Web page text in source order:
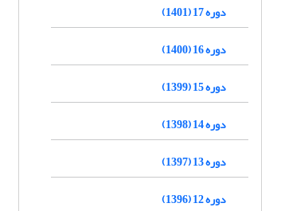
دوره 17 (1401)
دوره 16 (1400)
دوره 15 (1399)
دوره 14 (1398)
دوره 13 (1397)
دوره 12 (1396)